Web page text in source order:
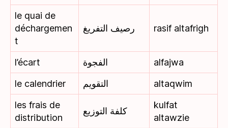
le quai de
déchargemen
t
رصيف التفريغ rasif altafrigh
l’écart الفجوة
alfajwa
le calendrier
التقويم
altaqwim
les frais de
distribution
كلفة التوزيع
kulfat
altawzie